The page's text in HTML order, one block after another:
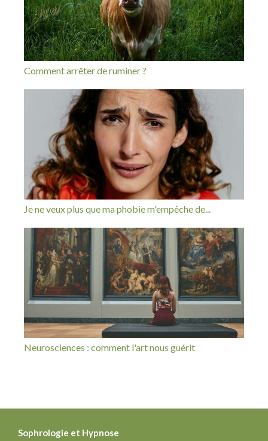
Comment arrêter de ruminer ?
Je ne veux plus que ma phobie m'empêche de...
Neurosciences : comment l'art nous guérit
Sophrologie et Hypnose